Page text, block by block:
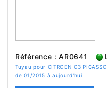
Référence : AR0641
Tuyau pour CITROEN C3
de 01/2015 à aujourd'hui